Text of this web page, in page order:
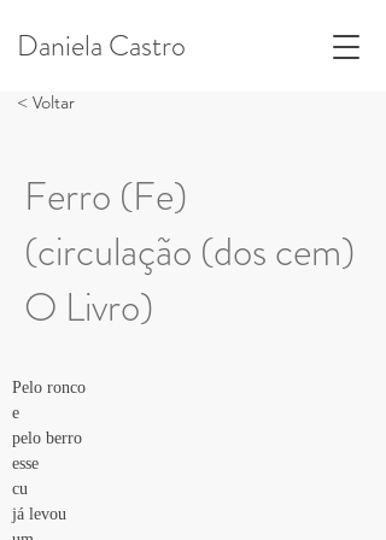
Daniela Castro
< Voltar
Ferro (Fe)
(circulação (dos cem)
O Livro)
Pelo ronco
e
pelo berro
esse
cu
já levou